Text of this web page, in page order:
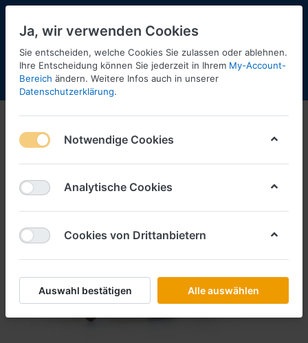
Menü Anmelden Shopaktualisierung
Ja, wir verwenden Cookies
Sie entscheiden, welche Cookies Sie zulassen oder ablehnen.
Ihre Entscheidung können Sie jederzeit in Ihrem My-Account-
Bereich ändern. Weitere Infos auch in unserer
Datenschutzerklärung.
Notwendige Cookies
Analytische Cookies
Cookies von Drittanbietern
Auswahl bestätigen Alle auswählen